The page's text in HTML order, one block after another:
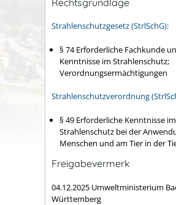
Strahlenschutzgesetz (StrlSchG):
§ 74 Erforderliche Fachkunde
Kenntnisse im Strahlenschutz;
Verordnungsermächtigungen
Strahlenschutzverordnung
§ 49 Erforderliche Kenntnisse im
Strahlenschutz bei der
Menschen und am Tier in der
Freigabevermerk
04.12.2025 Umweltministerium
Württemberg